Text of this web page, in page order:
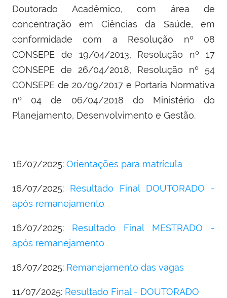
Doutorado Acadêmico, com área de
concentração em Ciências da Saúde, em
conformidade com a Resolução nº 08
CONSEPE de 19/04/2013, Resolução nº 17
CONSEPE de 26/04/2018, Resolução nº 54
CONSEPE de 20/09/2017 e Portaria Normativa
nº 04 de 06/04/2018 do Ministério do
Planejamento, Desenvolvimento e Gestão.
16/07/2025: Orientações para matrícula
16/07/2025: Resultado Final DOUTORADO -
após remanejamento
16/07/2025: Resultado Final MESTRADO -
após remanejamento
16/07/2025: Remanejamento das vagas
11/07/2025: Resultado Final - DOUTORADO